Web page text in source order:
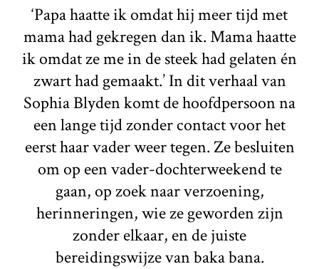
‘Papa haatte ik omdat hij meer tijd met
mama had gekregen dan ik. Mama haatte
ik omdat ze me in de steek had gelaten én
zwart had gemaakt.’ In dit verhaal van
Sophia Blyden komt de hoofdpersoon na
een lange tijd zonder contact voor het
eerst haar vader weer tegen. Ze besluiten
om op een vader-dochterweekend te
gaan, op zoek naar verzoening,
herinneringen, wie ze geworden zijn
zonder elkaar, en de juiste
bereidingswijze van baka bana.